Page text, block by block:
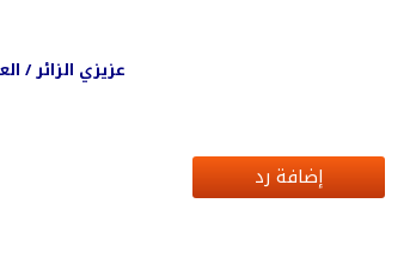
عزيزي الزائر /
إضافة رد